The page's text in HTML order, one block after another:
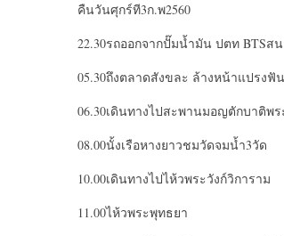
คืนวันศุกร์ที3ก.พ2560
22.30รถออกจากปั๊มน้ำมัน ปตท BTSส
05.30ถึงตลาดสังขละ ล้างหน้าแปรงฟั
06.30เดินทางไปสะพานมอญตักบาติพร
08.00นั้งเรือหางยาวชมวัดจมน้ำ3วัด
10.00เดินทางไปไห้วพระวังก์วิการาม
11.00ไห้วพระพุทธยา